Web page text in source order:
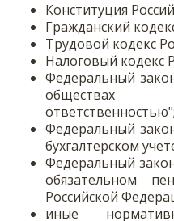
Конституция
Гражданский
Трудовой кодекс
Налоговый кодекс
Федеральный
обществах
ответственностью";
Федеральный
бухгалтерском
Федеральный
обязательном
Российской
иные